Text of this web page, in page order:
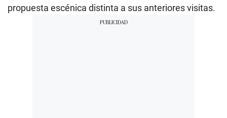
propuesta escénica distinta a sus anteriores visitas.